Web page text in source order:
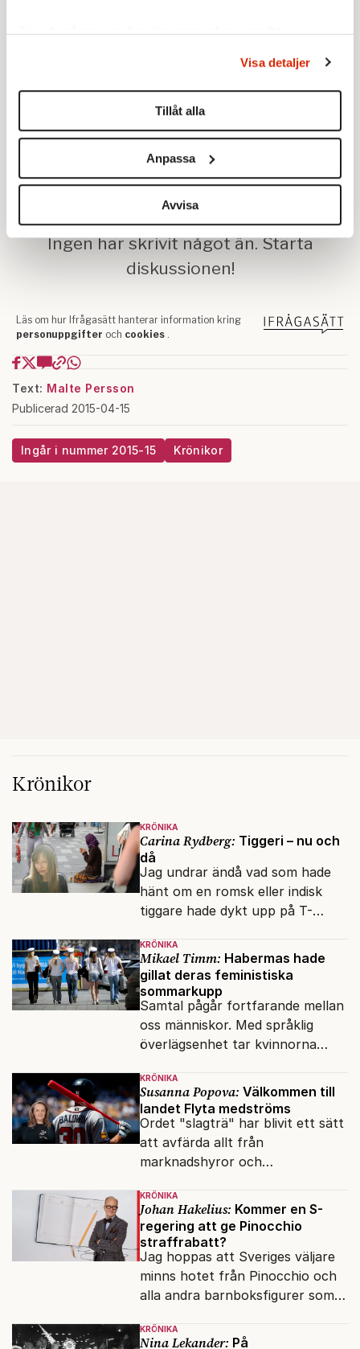
Ta reda på mer om hur dina personliga uppgifter
Du kan ändra eller dra tillbaka ditt samtycke när som
helst från cookie-förklaringen.
Vi använder enhetsidentifierare för att anpassa innehållet
för sociala medier och analysera vår trafik. Vi
vidarebefordrar även sådana identifierare och annan
information från din enhet till de sociala medier och
annons- och analysföretag som vi samarbetar med.
Dessa kan i sin tur kombinera informationen med annan
information som du har tillhandahållit eller som de har
kan du göra dethär.
Visa detaljer
Tillåt alla
Anpassa
Avvisa
Text: Malte Persson
Publicerad 2015-04-15
Ingår i nummer 2015-15 Krönikor
Krönikor
KRÖNIKA
Carina Rydberg: Tiggeri – nu och
då
Jag undrar ändå vad som hade
hänt om en romsk eller indisk
tiggare hade dykt upp på T-
vilken det hade gått bra att
swisha.
KRÖNIKA
Mikael Timm: Habermas hade
gillat deras feministiska
sommarkupp
Samtal pågår fortfarande mellan
oss människor. Med språklig
överlägsenhet tar kvinnorna
KRÖNIKA
Susanna Popova: Välkommen till
landet Flyta medströms
Ordet "slagträ" har blivit ett sätt
att avfärda allt från
marknadshyror och
om antisemitism.
KRÖNIKA
Johan Hakelius: Kommer en S-
regering att ge Pinocchio
straffrabatt?
Jag hoppas att Sveriges väljare
minns hotet från Pinocchio och
alla andra barnboksfigurer som
upphovsrätt.
KRÖNIKA
Nina Lekander: På